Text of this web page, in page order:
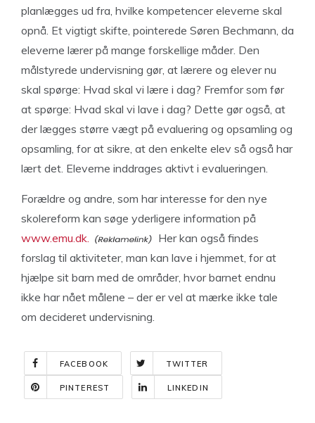
planlægges ud fra, hvilke kompetencer eleverne skal
opnå. Et vigtigt skifte, pointerede Søren Bechmann, da
eleverne lærer på mange forskellige måder. Den
målstyrede undervisning gør, at lærere og elever nu
skal spørge: Hvad skal vi lære i dag? Fremfor som før
at spørge: Hvad skal vi lave i dag? Dette gør også, at
der lægges større vægt på evaluering og opsamling og
opsamling, for at sikre, at den enkelte elev så også har
lært det. Eleverne inddrages aktivt i evalueringen.
Forældre og andre, som har interesse for den nye
skolereform kan søge yderligere information på
www.emu.dk.
Her kan også findes
forslag til aktiviteter, man kan lave i hjemmet, for at
hjælpe sit barn med de områder, hvor barnet endnu
ikke har nået målene – der er vel at mærke ikke tale
om decideret undervisning.
FACEBOOK TWITTER
PINTEREST LINKEDIN